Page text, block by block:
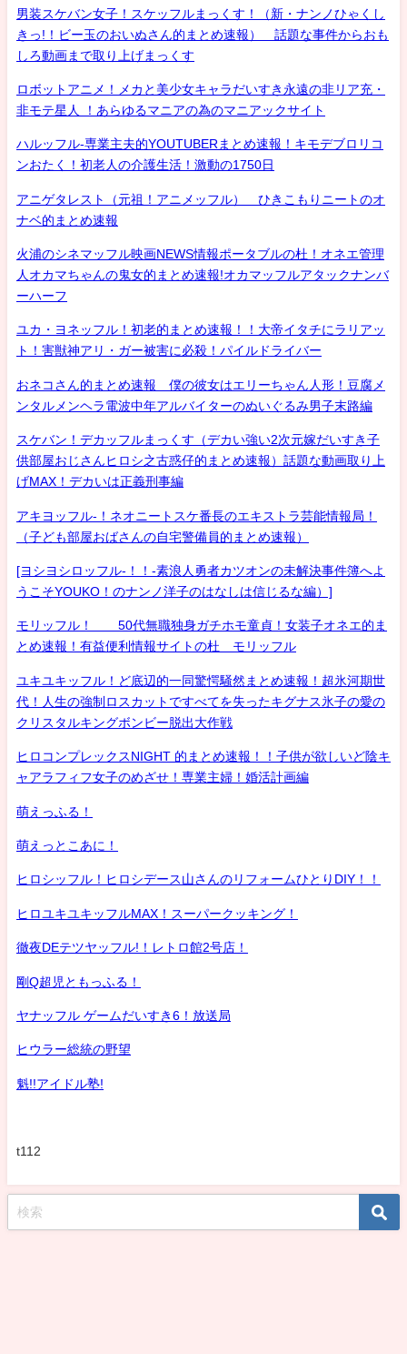
男装スケバン女子！スケッフルまっくす！（新・ナンノひゃくし
きっ!！ビー玉のおいぬさん的まとめ速報） 話題な事件からおも
しろ動画まで取り上げまっくす
ロボットアニメ！メカと美少女キャラだいすき永遠の非リア充・
非モテ星人 ！あらゆるマニアの為のマニアックサイト
ハルッフル-専業主夫的YOUTUBERまとめ速報！キモデブロリコ
ンおたく！初老人の介護生活！激動の1750日
アニゲタレスト（元祖！アニメッフル） ひきこもりニートのオ
ナベ的まとめ速報
火浦のシネマッフル映画NEWS情報ポータブルの杜！オネエ管理
人オカマちゃんの鬼女的まとめ速報!オカマッフルアタックナンバ
ーハーフ
ユカ・ヨネッフル！初老的まとめ速報！！大帝イタチにラリアッ
ト！害獣神アリ・ガー被害に必殺！パイルドライバー
おネコさん的まとめ速報 僕の彼女はエリーちゃん人形！豆腐メ
ンタルメンヘラ電波中年アルバイターのぬいぐるみ男子末路編
スケバン！デカッフルまっくす（デカい強い2次元嫁だいすき子
供部屋おじさんヒロシ之古惑仔的まとめ速報）話題な動画取り上
げMAX！デカいは正義刑事編
アキヨッフル-！ネオニートスケ番長のエキストラ芸能情報局！
（子ども部屋おばさんの自宅警備員的まとめ速報）
[ヨシヨシロッフル-！！-素浪人勇者カツオンの未解決事件簿へよ
うこそYOUKO！のナンノ洋子のはなしは信じるな編）]
モリッフル！ 50代無職独身ガチホモ童貞！女装子オネエ的ま
とめ速報！有益便利情報サイトの杜 モリッフル
ユキユキッフル！ど底辺的一同驚愕騒然まとめ速報！超氷河期世
代！人生の強制ロスカットですべてを失ったキグナス氷子の愛の
クリスタルキングボンビー脱出大作戦
ヒロコンプレックスNIGHT 的まとめ速報！！子供が欲しいど陰キ
ャアラフィフ女子のめざせ！専業主婦！婚活計画編
萌えっふる！
萌えっとこあに！
ヒロシッフル！ヒロシデース山さんのリフォームひとりDIY！！
ヒロユキユキッフルMAX！スーパークッキング！
徹夜DEテツヤッフル!！レトロ館2号店！
剛Q超児ともっふる！
ヤナッフル ゲームだいすき6！放送局
ヒウラー総統の野望
魁!!アイドル塾!
t112